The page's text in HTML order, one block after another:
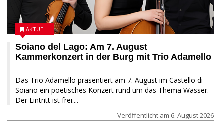
Soiano del Lago: Am 7. August
Kammerkonzert in der Burg mit Trio Adamello
Das Trio Adamello präsentiert am 7. August im Castello di
Soiano ein poetisches Konzert rund um das Thema Wasser.
Der Eintritt ist frei....
AKTUELL
Veröffentlicht am 6. August 2026